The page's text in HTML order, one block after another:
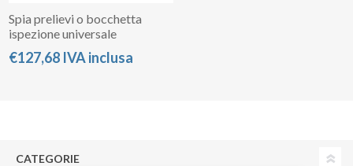
Spia prelievi o bocchetta
ispezione universale
€127,68 IVA inclusa
CATEGORIE